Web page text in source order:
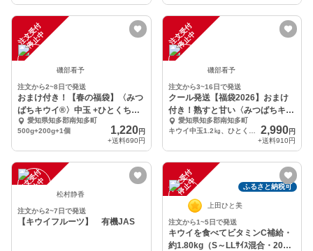
注
文
受
付
停
止
中
磯部看予
注文から2~8日で発送
おまけ付き！【春の福袋】〈みつ
ばちキウイ®〉中玉 +ひとくちキ
ウイ +完熟八朔
愛知県知多郡南知多町
500g+200g+1個
1,220円
+送料690円
注
文
受
付
停
止
中
磯部看予
注文から3~16日で発送
クール発送【福袋2026】おまけ
付き！熟すと甘い〈みつばちキウ
イ®〉中玉1.2㎏
愛知県知多郡南知多町
2,990円
+送料910円
注
文
受
付
停
止
中 松村静香
注文から2~7日で発送
【キウイフルーツ】 有機JAS
注
文
受
付
停
止
中 ふるさと納税可
上田ひと美
注文から1~5日で発送
キウイを食べてビタミンC補給・
約1.80kg（S～LLｻｲｽ混合・20～